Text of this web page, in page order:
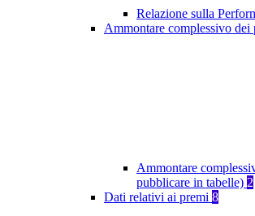
Relazione sulla
Ammontare complessivo dei
Ammontare
pubblicare in tabelle) 2
Dati relativi ai premi 8